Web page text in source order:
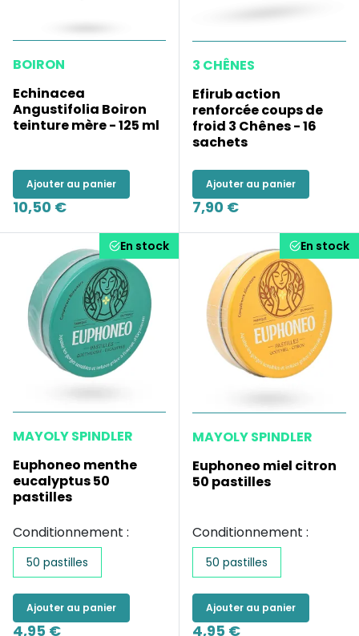
BOIRON
Echinacea
Angustifolia Boiron
teinture mère - 125 ml
Ajouter au panier
10,50 €
3 CHÊNES
Efirub action
renforcée coups de
froid 3 Chênes - 16
sachets
Ajouter au panier
7,90 €
En stock
MAYOLY SPINDLER
Euphoneo menthe
eucalyptus 50
pastilles
Conditionnement :
50 pastilles
Ajouter au panier
4,95 €
En stock
MAYOLY SPINDLER
Euphoneo miel citron
50 pastilles
Conditionnement :
50 pastilles
Ajouter au panier
4,95 €